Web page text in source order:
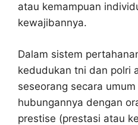
atau kemampuan
kewajibannya.
Dalam sistem
kedudukan tni dan polri
seseorang secara
hubungannya dengan
prestise (prestasi atau